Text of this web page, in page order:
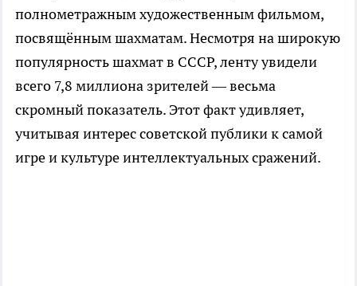
полнометражным художественным фильмом,
посвящённым шахматам. Несмотря на широкую
популярность шахмат в СССР, ленту увидели
всего 7,8 миллиона зрителей — весьма
скромный показатель. Этот факт удивляет,
учитывая интерес советской публики к самой
игре и культуре интеллектуальных сражений.